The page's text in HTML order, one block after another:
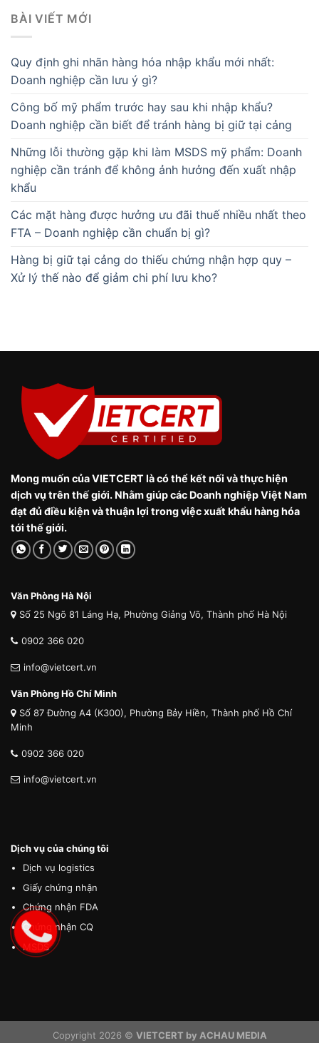
BÀI VIẾT MỚI
Quy định ghi nhãn hàng hóa nhập khẩu mới nhất:
Doanh nghiệp cần lưu ý gì?
Công bố mỹ phẩm trước hay sau khi nhập khẩu?
Doanh nghiệp cần biết để tránh hàng bị giữ tại cảng
Những lỗi thường gặp khi làm MSDS mỹ phẩm: Doanh
nghiệp cần tránh để không ảnh hưởng đến xuất nhập
khẩu
Các mặt hàng được hưởng ưu đãi thuế nhiều nhất theo
FTA – Doanh nghiệp cần chuẩn bị gì?
Hàng bị giữ tại cảng do thiếu chứng nhận hợp quy –
Xử lý thế nào để giảm chi phí lưu kho?
Mong muốn của VIETCERT là có thể kết nối và thực hiện
dịch vụ trên thế giới. Nhằm giúp các Doanh nghiệp Việt Nam
đạt đủ điều kiện và thuận lợi trong việc xuất khẩu hàng hóa
tới thế giới.
Văn Phòng Hà Nội
Số 25 Ngõ 81 Láng Hạ, Phường Giảng Võ, Thành phố Hà Nội
0902 366 020
info@vietcert.vn
Văn Phòng Hồ Chí Minh
Số 87 Đường A4 (K300), Phường Bảy Hiền, Thành phố Hồ Chí
Minh
0902 366 020
info@vietcert.vn
Dịch vụ của chúng tôi
Dịch vụ logistics
Giấy chứng nhận
Chứng nhận FDA
Chứng nhận CQ
MSDS
Copyright 2026 © VIETCERT by ACHAU MEDIA